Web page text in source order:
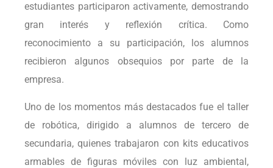
estudiantes participaron activamente, demostrando
gran interés y reflexión crítica. Como
reconocimiento a su participación, los alumnos
recibieron algunos obsequios por parte de la
empresa.
Uno de los momentos más destacados fue el taller
de robótica, dirigido a alumnos de tercero de
secundaria, quienes trabajaron con kits educativos
armables de figuras móviles con luz ambiental,